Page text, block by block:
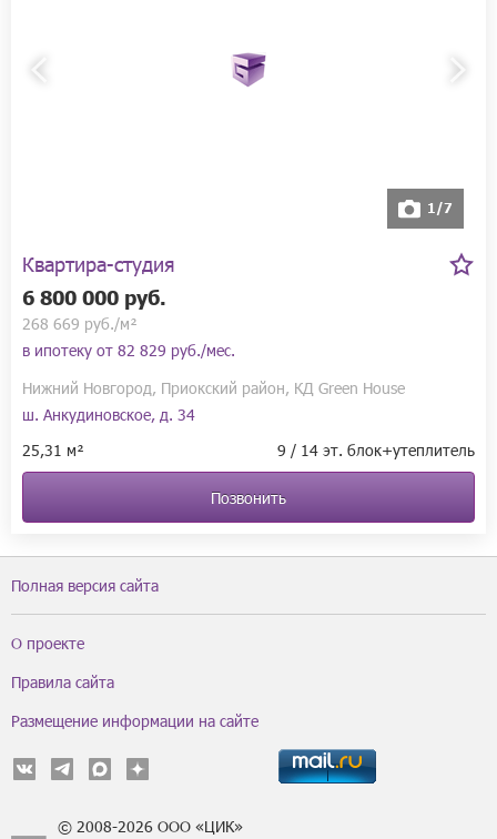
1/7
Квартира-студия
6 800 000 руб.
268 669 руб./м²
в ипотеку от 82 829 руб./мес.
Нижний Новгород, Приокский район, КД Green House
ш. Анкудиновское, д. 34
25,31 м²
9 / 14 эт. блок+утеплитель
Позвонить
Полная версия сайта
О проекте
Правила сайта
Размещение информации на сайте
© 2008-2026 ООО «ЦИК»